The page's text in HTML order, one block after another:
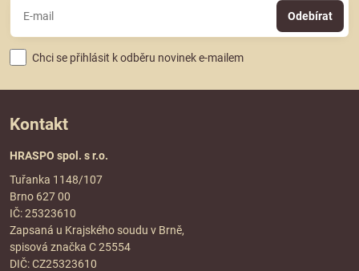
Odebírat
Chci se přihlásit k odběru novinek e-mailem
Kontakt
HRASPO spol. s r.o.
Tuřanka 1148/107
Brno 627 00
IČ: 25323610
Zapsaná u Krajského soudu v Brně,
spisová značka C 25554
DIČ: CZ25323610